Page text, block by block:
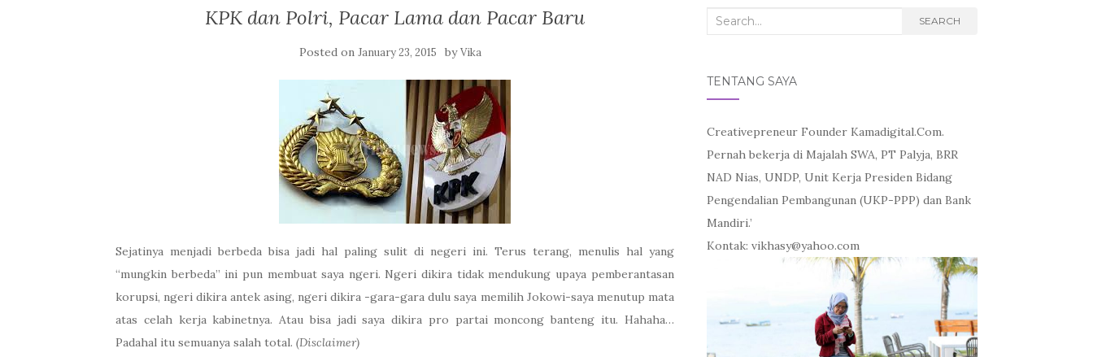
KPK dan Polri, Pacar Lama dan Pacar Baru
Posted onJanuary 23, 2015 byVika
Sejatinya menjadi berbeda bisa jadi hal paling sulit di negeri ini. Terus terang, menulis hal yang
“mungkin berbeda” ini pun membuat saya ngeri. Ngeri dikira tidak mendukung upaya pemberantasan
korupsi, ngeri dikira antek asing, ngeri dikira -gara-gara dulu saya memilih Jokowi-saya menutup mata
atas celah kerja kabinetnya. Atau bisa jadi saya dikira pro partai moncong banteng itu. Hahaha…
Padahal itu semuanya salah total. (Disclaimer)
Search
SEARCH
TENTANG SAYA
Creativepreneur Founder Kamadigital.Com.
Pernah bekerja di Majalah SWA, PT Palyja, BRR
NAD Nias, UNDP, Unit Kerja Presiden Bidang
Pengendalian Pembangunan (UKP-PPP) dan Bank
Mandiri.’
Kontak: vikhasy@yahoo.com